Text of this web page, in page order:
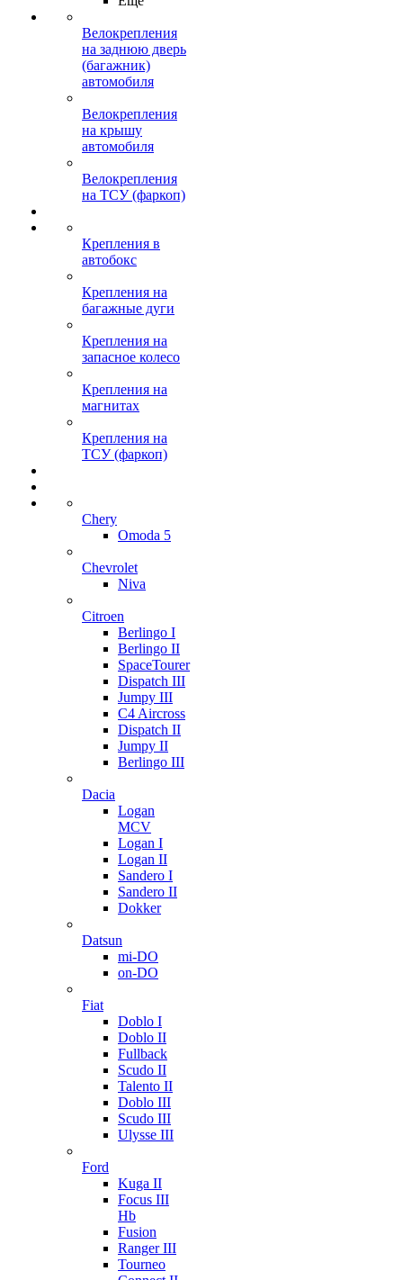
Велокрепления
на заднюю дверь
(багажник)
автомобиля
Велокрепления
на крышу
автомобиля
Велокрепления
на ТСУ (фаркоп)
Крепления в
автобокс
Крепления на
багажные дуги
Крепления на
запасное колесо
Крепления на
магнитах
Крепления на
ТСУ (фаркоп)
Chery
Omoda 5
Chevrolet
Niva
Citroen
Berlingo I
Berlingo II
SpaceTourer
Dispatch III
Jumpy III
C4 Aircross
Dispatch II
Jumpy II
Berlingo III
Dacia
Logan
MCV
Logan I
Logan II
Sandero I
Sandero II
Dokker
Datsun
mi-DO
on-DO
Fiat
Doblo I
Doblo II
Fullback
Scudo II
Talento II
Doblo III
Scudo III
Ulysse III
Ford
Kuga II
Focus III
Hb
Fusion
Ranger III
Tourneo